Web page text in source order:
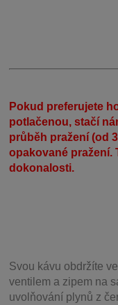
Pokud preferujete
potlačenou, stačí
průběh pražení (od
opakované pražení.
dokonalosti.
Svou kávu obdržíte
ventilem a zipem na
uvolňování plynů z